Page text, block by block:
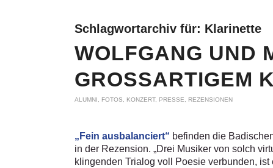
Schlagwortarchiv für: Klarinette
WOLFGANG UND
GROSSARTIGEM
ALUMNI FOTOS KONZERT, PRESSE REZENSIONEN
„Fein ausbalanciert“ befinden die
in der Rezension. „Drei Musiker von solch
klingenden Trialog voll Poesie verbunden,